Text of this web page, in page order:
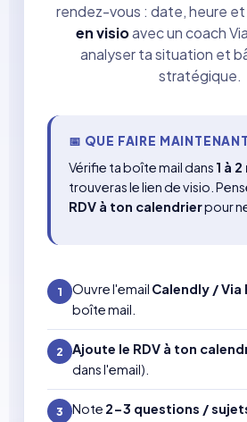
rendez-vous : date, heure et
en visioavec un coach
analyser ta situation et
stratégique.
📅 QUE FAIRE MAINTENANT
Vérifie ta boîte mail dans 1 à
trouveras le lien de visio.
RDV à ton calendrierpour
1 Ouvre l'email Calendly / Via
boîte mail.
2 Ajoute le RDV à ton
dans l'email).
3 Note 2-3 questions /